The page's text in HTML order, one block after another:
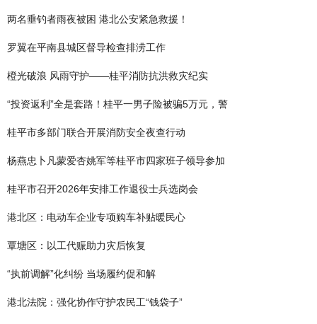
两名垂钓者雨夜被困 港北公安紧急救援！
罗翼在平南县城区督导检查排涝工作
橙光破浪 风雨守护——桂平消防抗洪救灾纪实
“投资返利”全是套路！桂平一男子险被骗5万元，警
桂平市多部门联合开展消防安全夜查行动
杨燕忠卜凡蒙爱杏姚军等桂平市四家班子领导参加
桂平市召开2026年安排工作退役士兵选岗会
港北区：电动车企业专项购车补贴暖民心
覃塘区：以工代赈助力灾后恢复
“执前调解”化纠纷 当场履约促和解
港北法院：强化协作守护农民工“钱袋子”